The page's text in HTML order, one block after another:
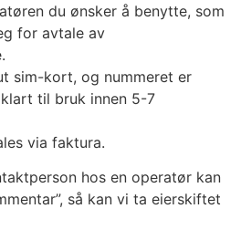
du ønsker å benytte, som
for avtale av
sim-kort, og nummeret er
til bruk innen 5-7
via faktura.
hos en operatør kan
så kan vi ta eierskiftet